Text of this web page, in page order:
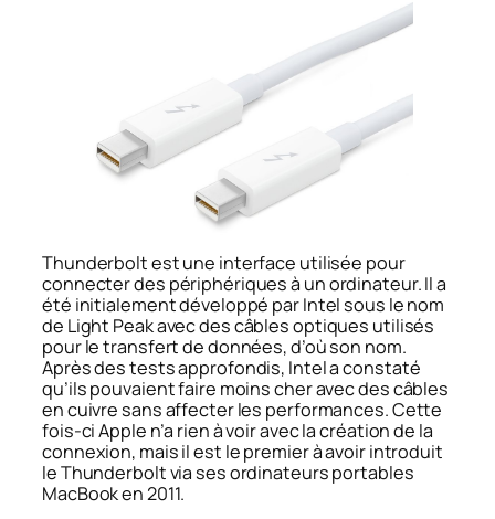
Thunderbolt est une interface utilisée pour
connecter des périphériques à un ordinateur. Il a
été initialement développé par Intel sous le nom
de Light Peak avec des câbles optiques utilisés
pour le transfert de données, d’où son nom.
Après des tests approfondis, Intel a constaté
qu’ils pouvaient faire moins cher avec des câbles
en cuivre sans affecter les performances. Cette
fois-ci Apple n’a rien à voir avec la création de la
connexion, mais il est le premier à avoir introduit
le Thunderbolt via ses ordinateurs portables
MacBook en 2011.